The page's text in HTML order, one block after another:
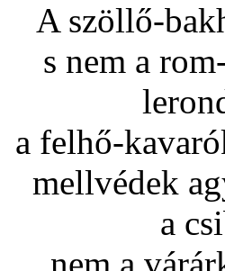
A szöllő-
s nem a
a felhő-
mellvédek
a